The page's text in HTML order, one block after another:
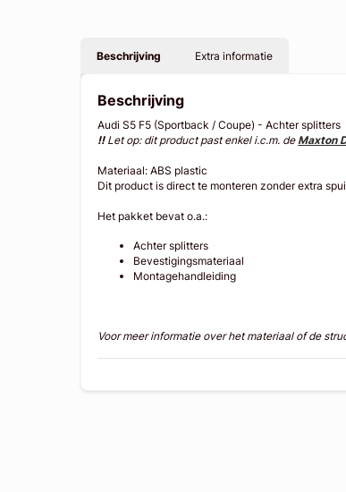
Beschrijving Extra informatie
Beschrijving
Audi S5 F5 (Sportback / Coupe) - Achter splitters
!!Let op: dit product past enkel i.c.m. deMaxton
Materiaal: ABS plastic
Dit product is direct te monteren zonder extra
Het pakket bevat o.a.:
Achter splitters
Bevestigingsmateriaal
Montagehandleiding
Voor meer informatie over het materiaal of de